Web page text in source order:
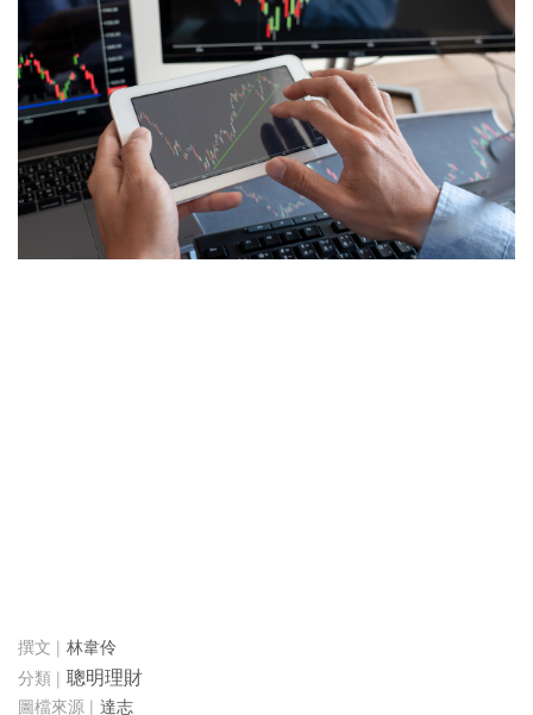
林韋伶
聰明理財
達志